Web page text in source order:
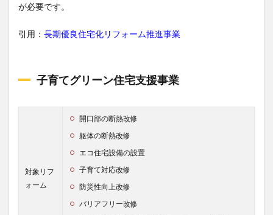
が必要です。
引用： 長期優良住宅化リフォーム推進事業
子育てグリーン住宅支援事業
対象リフ
ォーム
開口部の断熱改修
躯体の断熱改修
エコ住宅設備の設置
子育て対応改修
防災性向上改修
バリアフリー改修